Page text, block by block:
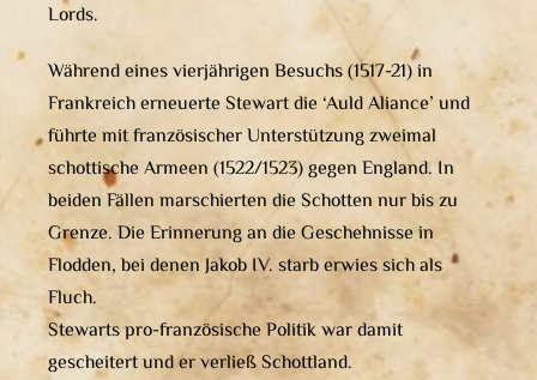
Lords.
Während eines vierjährigen Besuchs (1517-21) in
Frankreich erneuerte Stewart die ‘Auld Aliance’ und
führte mit französischer Unterstützung zweimal
schottische Armeen (1522/1523) gegen England. In
beiden Fällen marschierten die Schotten nur bis zu
Grenze. Die Erinnerung an die Geschehnisse in
Flodden, bei denen Jakob IV. starb erwies sich als
Fluch.
Stewarts pro-französische Politik war damit
gescheitert und er verließ Schottland.